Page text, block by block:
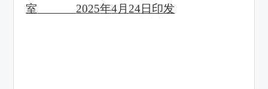
室
2025年4月 24日印发